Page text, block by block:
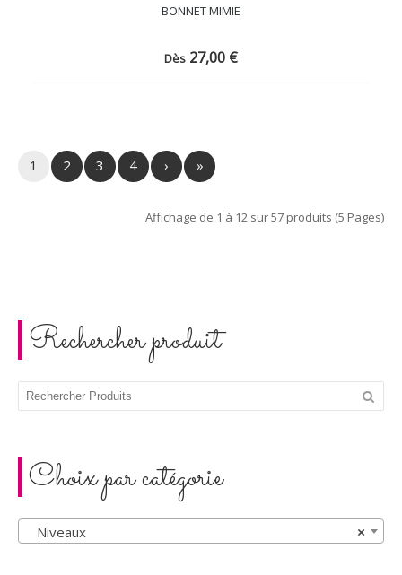
BONNET MIMIE
Dès 27,00 €
1 2 3 4 › »
Affichage de 1 à 12 sur 57 produits (5 Pages)
Rechercher produit
Choix par catégorie
×
Niveaux